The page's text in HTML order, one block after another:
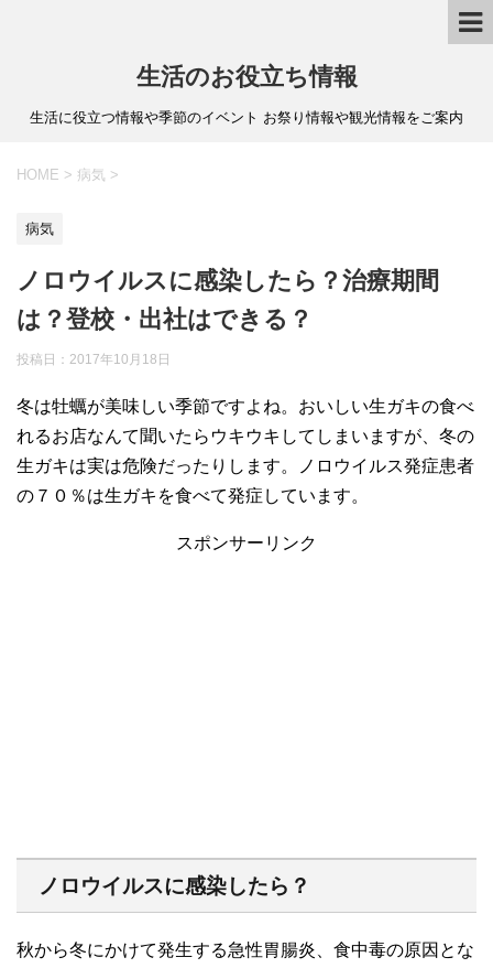
生活のお役立ち情報
生活に役立つ情報や季節のイベント お祭り情報や観光情報をご案内
HOME > 病気 >
病気
ノロウイルスに感染したら？治療期間
は？登校・出社はできる？
投稿日： 2017年10月18日
冬は牡蠣が美味しい季節ですよね。おいしい生ガキの食べ
れるお店なんて聞いたらウキウキしてしまいますが、冬の
生ガキは実は危険だったりします。ノロウイルス発症患者
の７０％は生ガキを食べて発症しています。
スポンサーリンク
ノロウイルスに感染したら？
秋から冬にかけて発生する急性胃腸炎、食中毒の原因とな